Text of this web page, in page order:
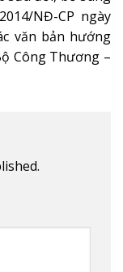
NĐ-CP ngày
văn bản hướng
Công Thương –